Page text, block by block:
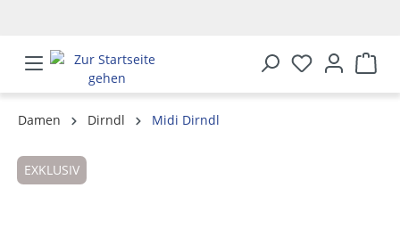
Damen Dirndl
Midi Dirndl
EXKLUSIV